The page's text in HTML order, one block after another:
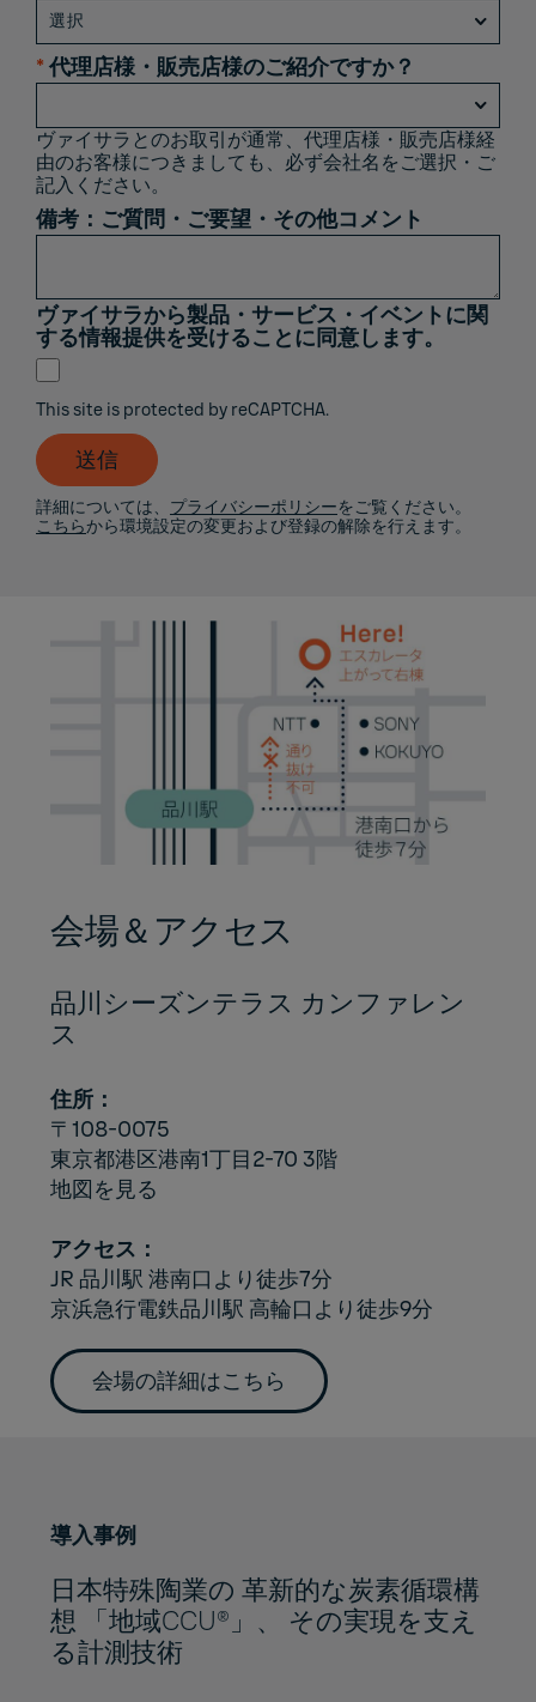
* 代理店様・販売店様のご紹介ですか？
ヴァイサラとのお取引が通常、代理店様・販売店様経
由のお客様につきましても、必ず会社名をご選択・ご
記入ください。
備考：ご質問・ご要望・その他コメント​ ​ ​
ヴァイサラから製品・サービス・イベントに関
する情報提供を受けることに同意します。
This site is protected by reCAPTCHA.
送信
詳細については、 プライバシーポリシーをご覧ください。
こちらから環境設定の変更および登録の解除を行えます。
会場＆アクセス
品川シーズンテラス カンファレン
ス
住所：
〒108-0075
東京都港区港南1丁目2-70 3階
地図を見る
アクセス：
JR 品川駅 港南口より徒歩7分
京浜急行電鉄品川駅 高輪口より徒歩9分
会場の詳細はこちら
導入事例
日本特殊陶業の 革新的な炭素循環構
想 「地域CCU®」、 その実現を支え
る計測技術